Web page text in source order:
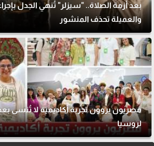
بعد أزمة الصلاة.. "سيزلر" تُنهي الجدل
والعميلة تحذف المنشور
مصريون يروون تجربة أكاديمية لا تُنسى بعد
لروسيا